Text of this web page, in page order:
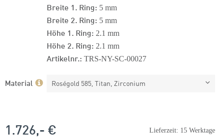
Breite 1. Ring: 5 mm
Breite 2. Ring: 5 mm
Höhe 1. Ring: 2.1 mm
Höhe 2. Ring: 2.1 mm
Artikelnr.: TRS-NY-SC-00027
Material Roségold 585, Titan, Zirconium
Lieferzeit: 15 Werktage
1.726,- €